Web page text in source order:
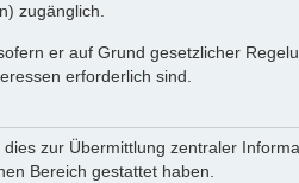
zugänglich.
er auf Grund gesetzlicher
erforderlich sind.
zur Übermittlung zentraler
Bereich gestattet haben.